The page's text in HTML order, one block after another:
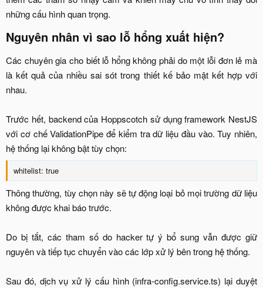
những cấu hình quan trọng.​
Nguyên nhân vì sao lỗ hổng xuất hiện?​
Các chuyên gia cho biết lỗ hổng không phải do một lỗi đơn lẻ mà
là kết quả của nhiều sai sót trong thiết kế bảo mật kết hợp với
nhau.
Trước hết, backend của Hoppscotch sử dụng framework NestJS
với cơ chế ValidationPipe để kiểm tra dữ liệu đầu vào. Tuy nhiên,
hệ thống lại không bật tùy chọn:​
whitelist: true​
Thông thường, tùy chọn này sẽ tự động loại bỏ mọi trường dữ liệu
không được khai báo trước.
Do bị tắt, các tham số do hacker tự ý bổ sung vẫn được giữ
nguyên và tiếp tục chuyển vào các lớp xử lý bên trong hệ thống.
Sau đó, dịch vụ xử lý cấu hình (infra-config.service.ts) lại duyệt